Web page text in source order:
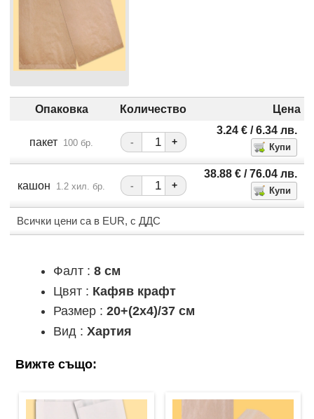
Опаковка Количество Цена
пакет 100 бр. - +
3.24 €/ 6.34 лв.
кашон 1.2 хил. бр. - +
38.88 €/ 76.04 лв.
Всички цени са в EUR, с ДДС
Фалт : 8 см
Цвят : Кафяв крафт
Размер : 20+(2х4)/37 см
Вид : Хартия
Вижте също: